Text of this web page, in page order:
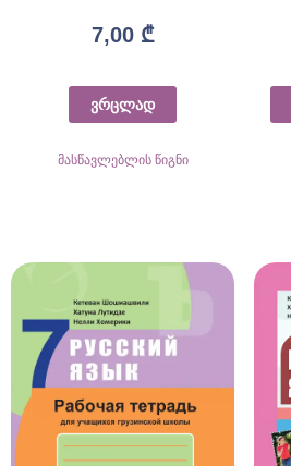
7,00 ₾
ვრცლად
მასწავლებლის წიგნი